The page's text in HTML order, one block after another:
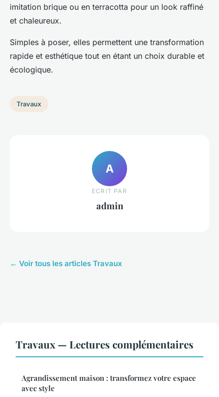
imitation brique ou en terracotta pour un look raffiné
et chaleureux.
Simples à poser, elles permettent une transformation
rapide et esthétique tout en étant un choix durable et
écologique.
Travaux
A
ECRIT PAR
admin
← Voir tous les articles Travaux
Travaux — Lectures complémentaires
Agrandissement maison : transformez votre espace
avec style